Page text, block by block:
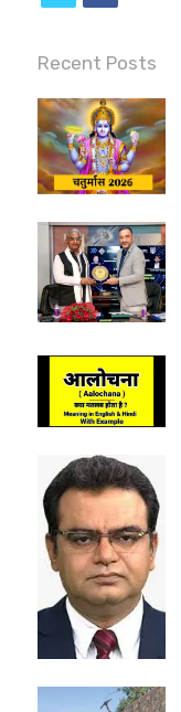
i
t
t
e
r
c
e
b
o
o
k
Recent Posts